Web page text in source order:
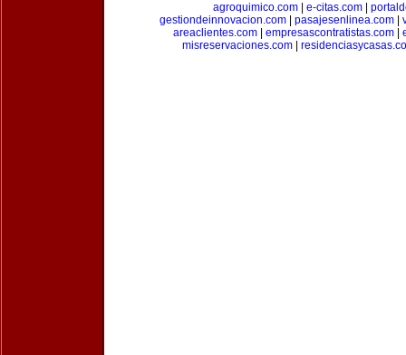
agroquimico.com
e-citas.com
gestiondeinnovacion.com| pasajesenlinea.com|
areaclientes.com| empresascontratistas.com|
misreservaciones.com|